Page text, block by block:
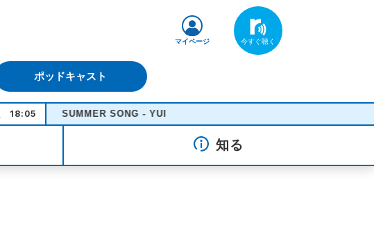
ポッドキャスト
マイページ
18:05SUMMER SONG - YUI
知る